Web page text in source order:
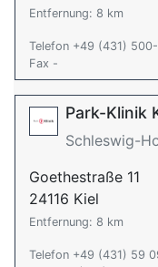
Entfernung: 8 km
Telefon +49 (431)
Fax -
Park-Klinik
Schleswig-
Goethestraße 11
24116 Kiel
Entfernung: 8 km
Telefon +49 (431) 59